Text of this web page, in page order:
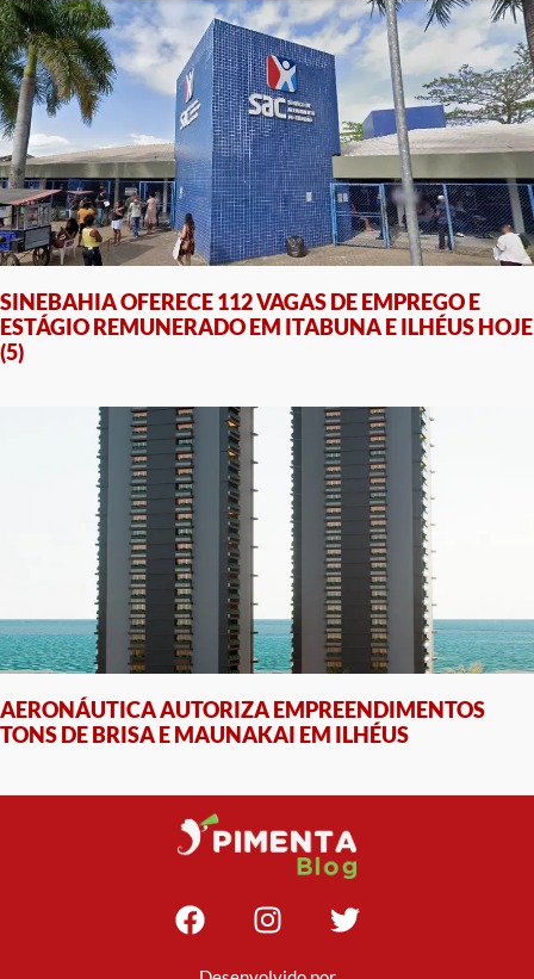
SINEBAHIA OFERECE 112 VAGAS DE EMPREGO E
ESTÁGIO REMUNERADO EM ITABUNA E ILHÉUS HOJE
(5)
AERONÁUTICA AUTORIZA EMPREENDIMENTOS
TONS DE BRISA E MAUNAKAI EM ILHÉUS